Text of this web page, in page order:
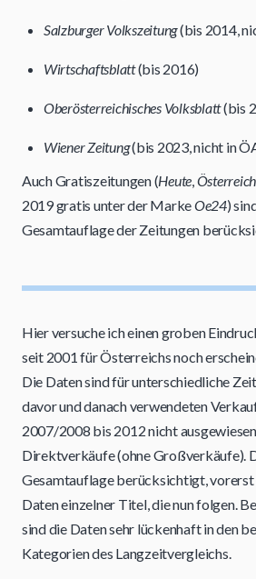
Salzburger Volkszeitung(bis 2014,
Wirtschaftsblatt(bis 2016)
Oberösterreichisches Volksblatt(bis
Wiener Zeitung(bis 2023, nicht in
Auch Gratiszeitungen (Heute,Österreich
2019 gratis unter der MarkeOe24)
Gesamtauflage der Zeitungen
Hier versuche ich einen groben
seit 2001 für Österreichs noch
Die Daten sind für unterschiedliche
davor und danach verwendeten
2007/2008 bis 2012 nicht
Direktverkäufe (ohne Großverkäufe).
Gesamtauflage berücksichtigt, vorerst
Daten einzelner Titel, die nun folgen.
sind die Daten sehr lückenhaft in den
Kategorien des Langzeitvergleichs.